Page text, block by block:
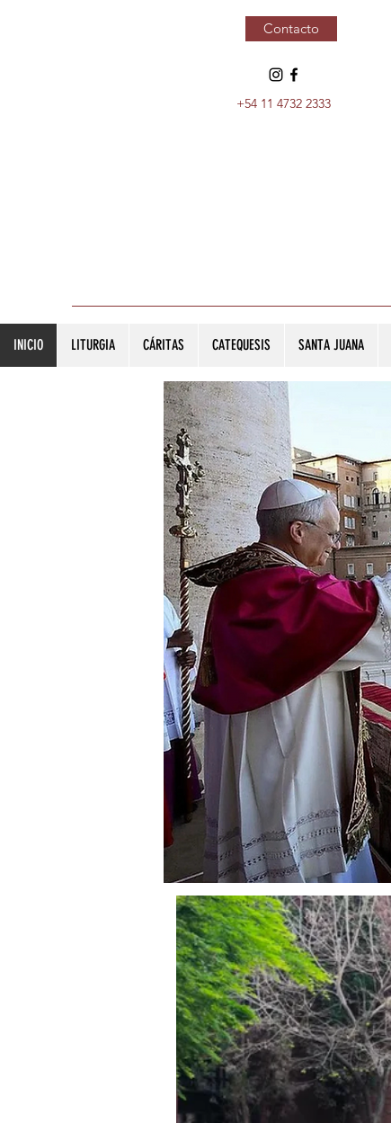
Contacto
+54 11 4732 2333
INICIO LITURGIA CÁRITAS CATEQUESIS SANTA JUANA